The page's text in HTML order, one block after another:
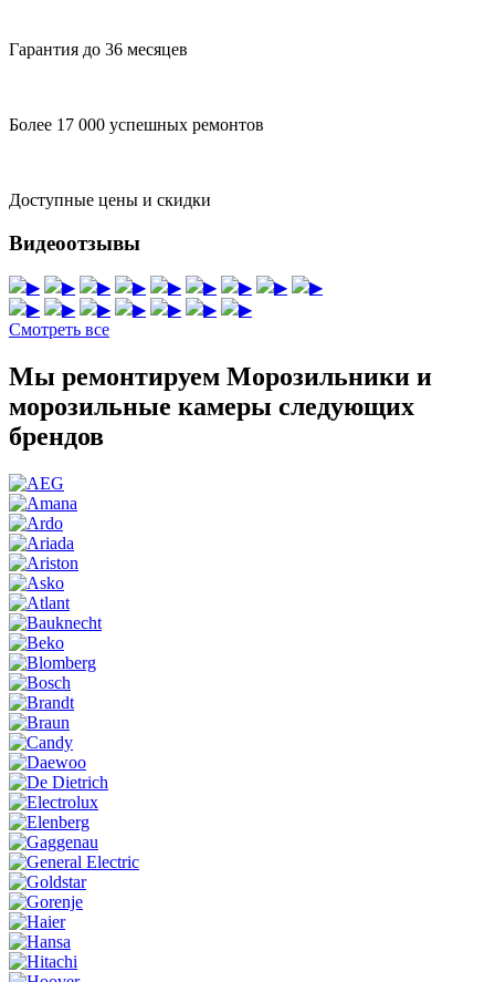
Гарантия до 36 месяцев
Более 17 000 успешных ремонтов
Доступные цены и скидки
Видеоотзывы
▶ ▶ ▶ ▶ ▶ ▶ ▶ ▶
▶
▶
▶ ▶ ▶ ▶ ▶
▶
Смотреть все
Мы ремонтируем Морозильники и
морозильные камеры следующих
брендов